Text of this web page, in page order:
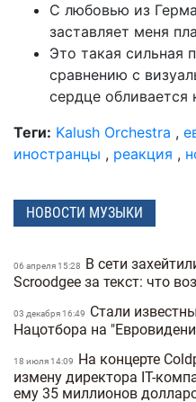
С любовью из
заставляет меня
Это такая сильная
сравнению с
сердце обливается
Теги: Kalush Orchestra ,
иностранцы , реакция ,
НОВОСТИ МУЗЫКИ
06 апреля 15:28
В сети
Scroodgee за текст: что
03 декабря 16:49
Стали
Нацотбора на
18 июля 14:09
На концерте
измену директора IT-
ему 35 миллионов